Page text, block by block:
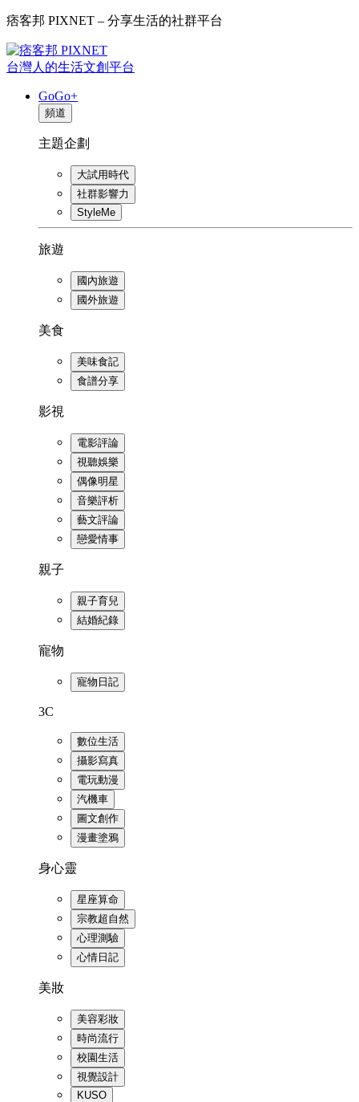
痞客邦 PIXNET – 分享生活的社群平台
台灣人的生活文創平台
GoGo+
頻道
主題企劃
大試用時代
社群影響力
StyleMe
旅遊
國內旅遊
國外旅遊
美食
美味食記
食譜分享
影視
電影評論
視聽娛樂
偶像明星
音樂評析
藝文評論
戀愛情事
親子
親子育兒
結婚紀錄
寵物
寵物日記
3C
數位生活
攝影寫真
電玩動漫
汽機車
圖文創作
漫畫塗鴉
身心靈
星座算命
宗教超自然
心理測驗
心情日記
美妝
美容彩妝
時尚流行
校園生活
視覺設計
KUSO